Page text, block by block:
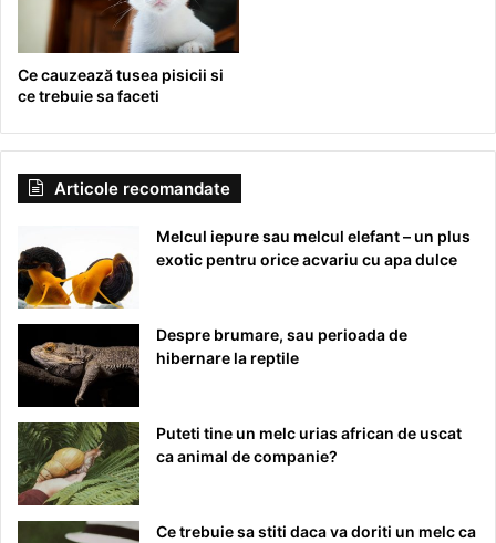
Ce cauzează tusea pisicii si
ce trebuie sa faceti
Articole recomandate
Melcul iepure sau melcul elefant – un plus
exotic pentru orice acvariu cu apa dulce
Despre brumare, sau perioada de
hibernare la reptile
Puteti tine un melc urias african de uscat
ca animal de companie?
Ce trebuie sa stiti daca va doriti un melc ca